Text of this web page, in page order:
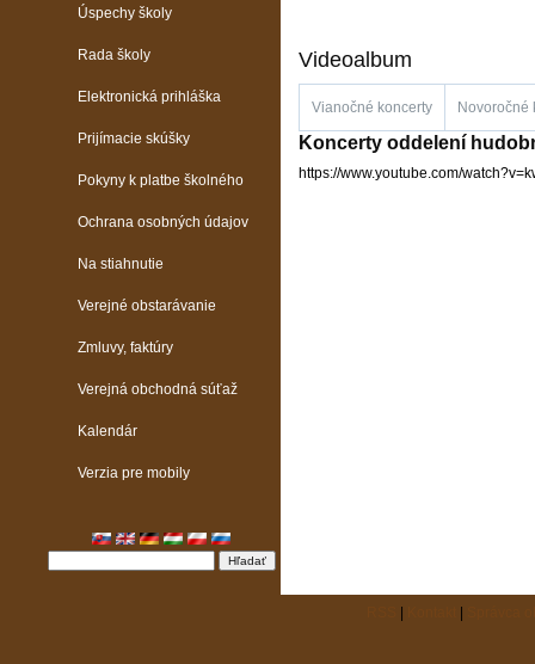
Úspechy školy
Rada školy
Elektronická prihláška
Prijímacie skúšky
Pokyny k platbe školného
Ochrana osobných údajov
Na stiahnutie
Verejné obstarávanie
Zmluvy, faktúry
Verejná obchodná súťaž
Kalendár
Verzia pre mobily
Videoalbum
Vianočné koncerty Novoročné
Koncerty oddelení
https://www.youtube.com/